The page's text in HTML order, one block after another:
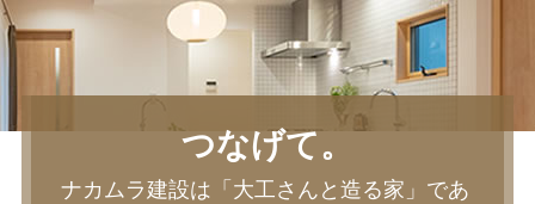
つなげて。
ナカムラ建設は「大工さんと造る家」であ